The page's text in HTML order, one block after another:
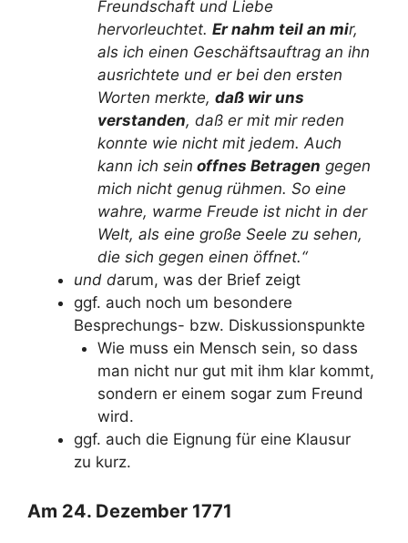
Freundschaft und Liebe
hervorleuchtet. Er nahm teil an mir,
als ich einen Geschäftsauftrag an ihn
ausrichtete und er bei den ersten
Worten merkte, daß wir uns
verstanden, daß er mit mir reden
konnte wie nicht mit jedem. Auch
kann ich sein offnes Betragen gegen
mich nicht genug rühmen. So eine
wahre, warme Freude ist nicht in der
Welt, als eine große Seele zu sehen,
die sich gegen einen öffnet.“
und darum, was der Brief zeigt
ggf. auch noch um besondere
Besprechungs- bzw. Diskussionspunkte
Wie muss ein Mensch sein, so dass
man nicht nur gut mit ihm klar kommt,
sondern er einem sogar zum Freund
wird.
ggf. auch die Eignung für eine Klausur
zu kurz.
Am 24. Dezember 1771